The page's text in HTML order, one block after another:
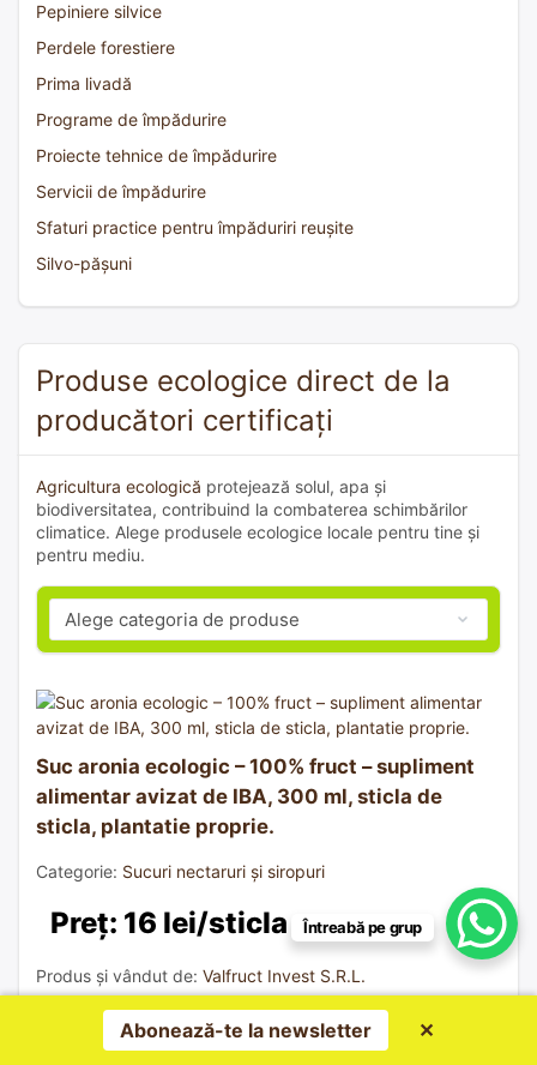
Pepiniere silvice
Perdele forestiere
Prima livadă
Programe de împădurire
Proiecte tehnice de împădurire
Servicii de împădurire
Sfaturi practice pentru împăduriri reușite
Silvo-pășuni
Produse ecologice direct de la
producători certificați
Agricultura ecologică protejează solul, apa și
biodiversitatea, contribuind la combaterea schimbărilor
climatice. Alege produsele ecologice locale pentru tine și
pentru mediu.
Suc aronia ecologic – 100% fruct – supliment
alimentar avizat de IBA, 300 ml, sticla de
sticla, plantatie proprie.
Categorie: Sucuri nectaruri și siropuri
Preț: 16 lei/sticla
Produs și vândut de: Valfruct Invest S.R.L.
ComandăAbonează-te la newsletter ✕
Întreabă pe grup